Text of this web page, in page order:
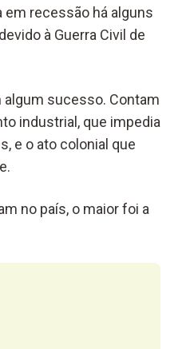
em recessão há alguns
à Guerra Civil de
sucesso. Contam
industrial, que impedia
e o ato colonial que
no país, o maior foi a